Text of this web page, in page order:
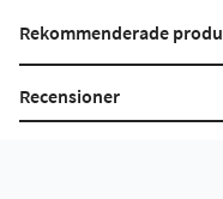
Rekommenderade
Recensioner